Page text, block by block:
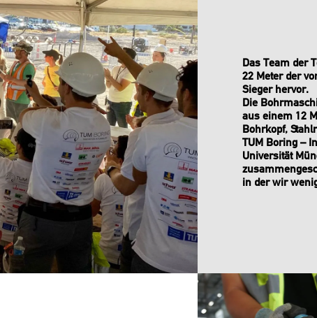
Das Team der
22 Meter der
Sieger hervor.
Die
aus einem 12
Bohrkopf,
TUM Boring –
Universität
in der wir